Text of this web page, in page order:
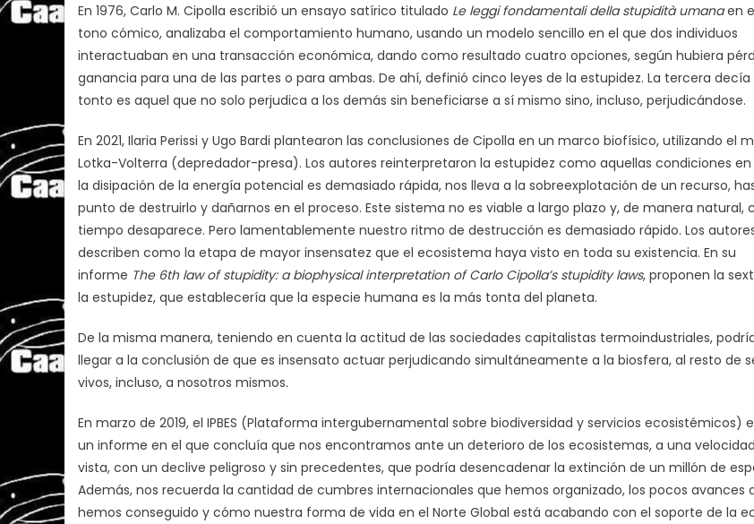
En 1976, Carlo M. Cipolla escribió un ensayo satírico titulado Le leggi fondamentali della stupidità umanaen
tono cómico, analizaba el comportamiento humano, usando un modelo sencillo en el que dos individuos
interactuaban en una transacción económica, dando como resultado cuatro opciones, según hubiera
ganancia para una de las partes o para ambas. De ahí, definió cinco leyes de la estupidez. La tercera decía
tonto es aquel que no solo perjudica a los demás sin beneficiarse a sí mismo sino, incluso, perjudicándose.
En 2021, Ilaria Perissi y Ugo Bardi plantearon las conclusiones de Cipolla en un marco biofísico, utilizando el
Lotka-Volterra (depredador-presa). Los autores reinterpretaron la estupidez como aquellas condiciones en
la disipación de la energía potencial es demasiado rápida, nos lleva a la sobreexplotación de un recurso,
punto de destruirlo y dañarnos en el proceso. Este sistema no es viable a largo plazo y, de manera natural,
tiempo desaparece. Pero lamentablemente nuestro ritmo de destrucción es demasiado rápido. Los
describen como la etapa de mayor insensatez que el ecosistema haya visto en toda su existencia. En su
informe The 6th law of stupidity: a biophysical interpretation of Carlo Cipolla’s stupidity laws, proponen la
la estupidez, que establecería que la especie humana es la más tonta del planeta.
De la misma manera, teniendo en cuenta la actitud de las sociedades capitalistas termoindustriales,
llegar a la conclusión de que es insensato actuar perjudicando simultáneamente a la biosfera, al resto de
vivos, incluso, a nosotros mismos.
En marzo de 2019, el IPBES (Plataforma intergubernamental sobre biodiversidad y servicios ecosistémicos)
un informe en el que concluía que nos encontramos ante un deterioro de los ecosistemas, a una
vista, con un declive peligroso y sin precedentes, que podría desencadenar la extinción de un millón de
Además, nos recuerda la cantidad de cumbres internacionales que hemos organizado, los pocos avances
hemos conseguido y cómo nuestra forma de vida en el Norte Global está acabando con el soporte de la